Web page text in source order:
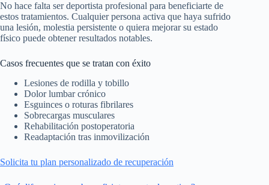
No hace falta ser deportista profesional para beneficiarte de
estos tratamientos. Cualquier persona activa que haya sufrido
una lesión, molestia persistente o quiera mejorar su estado
físico puede obtener resultados notables.
Casos frecuentes que se tratan con éxito
Lesiones de rodilla y tobillo
Dolor lumbar crónico
Esguinces o roturas fibrilares
Sobrecargas musculares
Rehabilitación postoperatoria
Readaptación tras inmovilización
Solicita tu plan personalizado de recuperación